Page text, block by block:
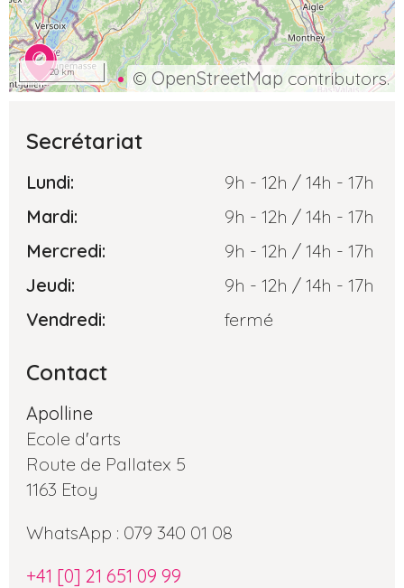
© OpenStreetMap contributors.
20 km
Secrétariat
Lundi:
9h - 12h / 14h - 17h
Mardi:
9h - 12h / 14h - 17h
Mercredi:
9h - 12h / 14h - 17h
Jeudi:
9h - 12h / 14h - 17h
Vendredi:
fermé
Contact
Apolline
Ecole d'arts
Route de Pallatex 5
1163 Etoy
WhatsApp : 079 340 01 08
+41 [0] 21 651 09 99